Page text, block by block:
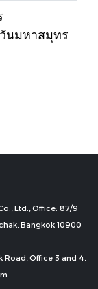
นมหาสมุทร
Ltd., Office: 87/9
Bangkok 10900
Road, Office 3 and 4,